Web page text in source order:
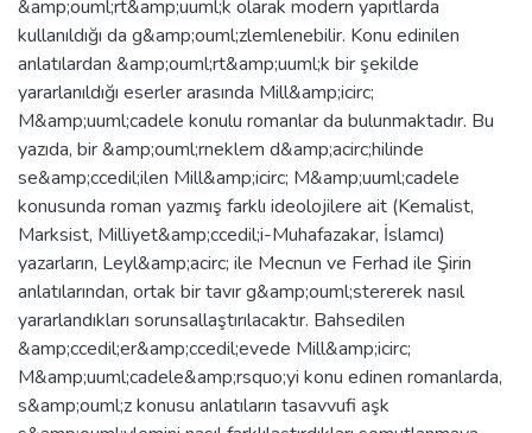
&amp;ouml;rt&amp;uuml;k olarak modern yapıtlarda
kullanıldığı da g&amp;ouml;zlemlenebilir. Konu edinilen
anlatılardan &amp;ouml;rt&amp;uuml;k bir şekilde
yararlanıldığı eserler arasında Mill&amp;icirc;
M&amp;uuml;cadele konulu romanlar da bulunmaktadır. Bu
yazıda, bir &amp;ouml;rneklem d&amp;acirc;hilinde
se&amp;ccedil;ilen Mill&amp;icirc; M&amp;uuml;cadele
konusunda roman yazmış farklı ideolojilere ait (Kemalist,
Marksist, Milliyet&amp;ccedil;i-Muhafazakar, İslamcı)
yazarların, Leyl&amp;acirc; ile Mecnun ve Ferhad ile Şirin
anlatılarından, ortak bir tavır g&amp;ouml;stererek nasıl
yararlandıkları sorunsallaştırılacaktır. Bahsedilen
&amp;ccedil;er&amp;ccedil;evede Mill&amp;icirc;
M&amp;uuml;cadele&amp;rsquo;yi konu edinen romanlarda,
s&amp;ouml;z konusu anlatıların tasavvufi aşk